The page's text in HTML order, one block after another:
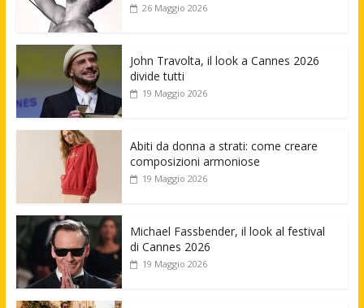
26 Maggio 2026
John Travolta, il look a Cannes 2026
divide tutti
19 Maggio 2026
Abiti da donna a strati: come creare
composizioni armoniose
19 Maggio 2026
Michael Fassbender, il look al festival
di Cannes 2026
19 Maggio 2026